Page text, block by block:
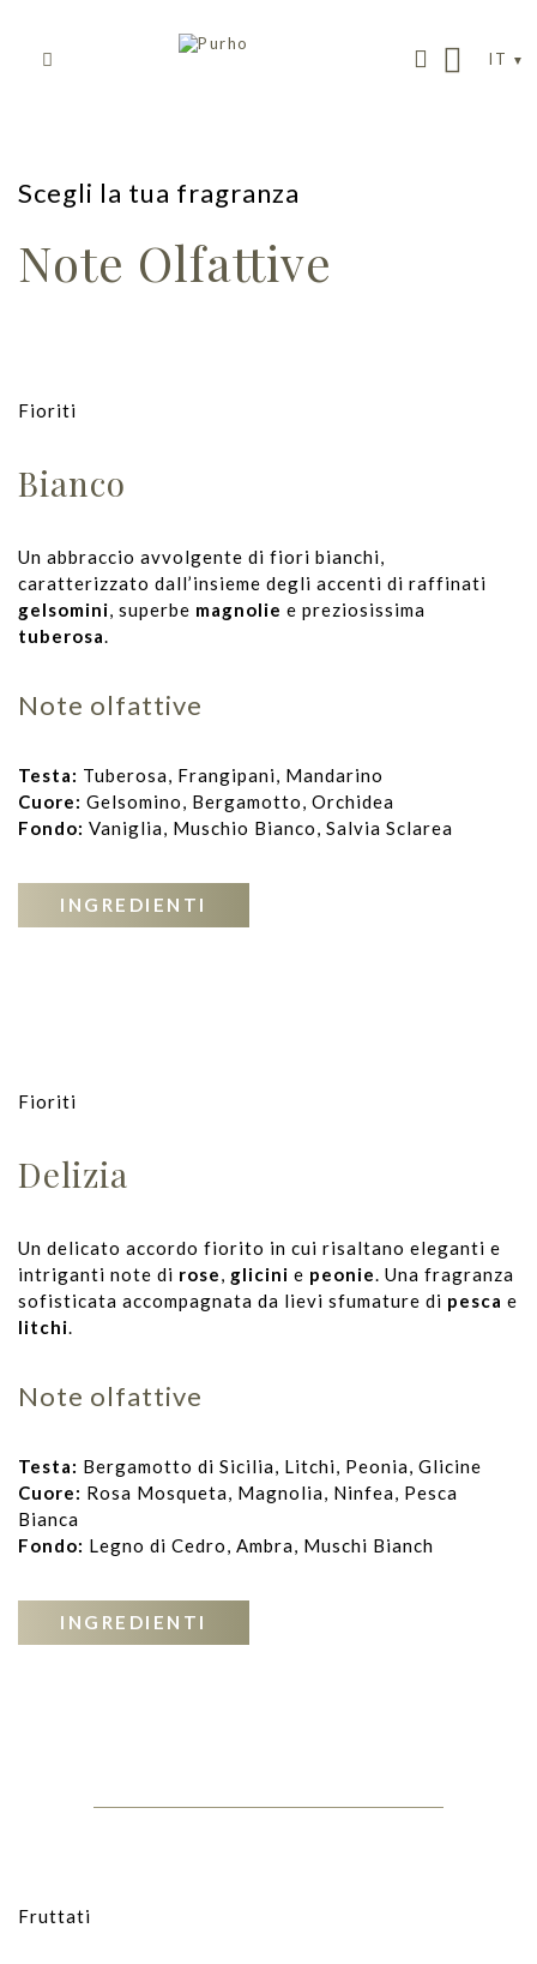
IT
Scegli la tua fragranza
Note Olfattive
Fioriti
Bianco
Un abbraccio avvolgente di fiori bianchi,
caratterizzato dall’insieme degli accenti di raffinati
gelsomini , superbe magnolie e preziosissima
tuberosa
Note olfattive
Testa: Tuberosa, Frangipani, Mandarino
Cuore: Gelsomino, Bergamotto, Orchidea
Fondo: Vaniglia, Muschio Bianco, Salvia Sclarea
INGREDIENTI
Fioriti
Delizia
Un delicato accordo fiorito in cui risaltano eleganti e
intriganti note di rose glicini e peonie . Una fragranza
sofisticata accompagnata da lievi sfumature di pesca e
litchi
Note olfattive
Testa: Bergamotto di Sicilia, Litchi, Peonia, Glicine
Cuore: Rosa Mosqueta, Magnolia, Ninfea, Pesca
Bianca
Fondo: Legno di Cedro, Ambra, Muschi Bianch
INGREDIENTI
Fruttati